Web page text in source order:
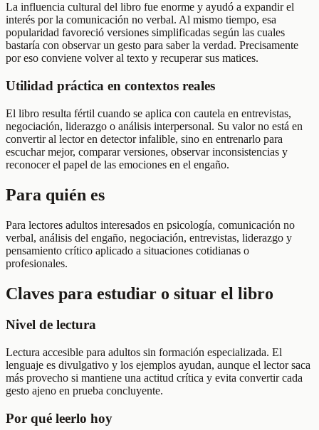
La influencia cultural del libro fue enorme y ayudó a expandir el
interés por la comunicación no verbal. Al mismo tiempo, esa
popularidad favoreció versiones simplificadas según las cuales
bastaría con observar un gesto para saber la verdad. Precisamente
por eso conviene volver al texto y recuperar sus matices.
Utilidad práctica en contextos reales
El libro resulta fértil cuando se aplica con cautela en entrevistas,
negociación, liderazgo o análisis interpersonal. Su valor no está en
convertir al lector en detector infalible, sino en entrenarlo para
escuchar mejor, comparar versiones, observar inconsistencias y
reconocer el papel de las emociones en el engaño.
Para quién es
Para lectores adultos interesados en psicología, comunicación no
verbal, análisis del engaño, negociación, entrevistas, liderazgo y
pensamiento crítico aplicado a situaciones cotidianas o
profesionales.
Claves para estudiar o situar el libro
Nivel de lectura
Lectura accesible para adultos sin formación especializada. El
lenguaje es divulgativo y los ejemplos ayudan, aunque el lector saca
más provecho si mantiene una actitud crítica y evita convertir cada
gesto ajeno en prueba concluyente.
Por qué leerlo hoy